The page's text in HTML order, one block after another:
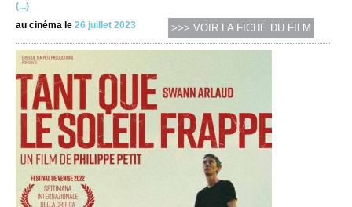
(...)
au cinéma le 26 juillet 2023 >>> VOIR LA FICHE DU FILM